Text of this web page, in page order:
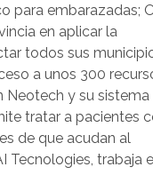
para embarazadas;
en aplicar la
todos sus
a unos 300
Neotech y su sistema
tratar a pacientes
de que acudan al
Tecnologies, trabaja